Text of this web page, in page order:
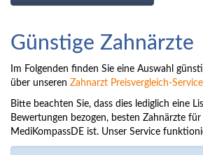
Günstige Zahnärzte
Im Folgenden finden Sie eine Auswahl
über unseren Zahnarzt Preisvergleich-Service
Bitte beachten Sie, dass dies lediglich eine
Bewertungen bezogen, besten Zahnärzte
MediKompassDE ist. Unser Service